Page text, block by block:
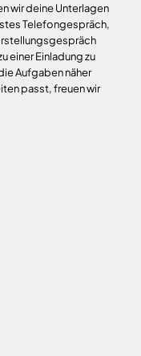
wir deine Unterlagen
Telefongespräch,
einer Einladung zu
Aufgaben näher
passt, freuen wir